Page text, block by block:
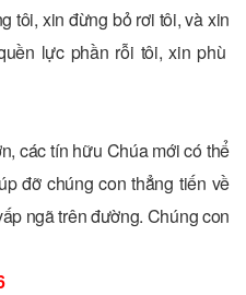
tôi, xin đừng bỏ rơi tôi, và xin
lực phần rỗi tôi, xin phù
các tín hữu Chúa mới có thể
đỡ chúng con thẳng tiến về
ngã trên đường. Chúng con